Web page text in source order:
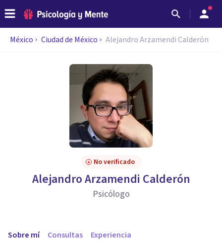
México Ciudad de México Alejandro Arzamendi Calderón
No verificado
Alejandro Arzamendi Calderón
Psicólogo
Sobre mí Consultas Experiencia